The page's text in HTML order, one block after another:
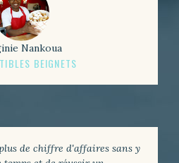
Nankoua
BEIGNETS
de chiffre d'affaires sans y